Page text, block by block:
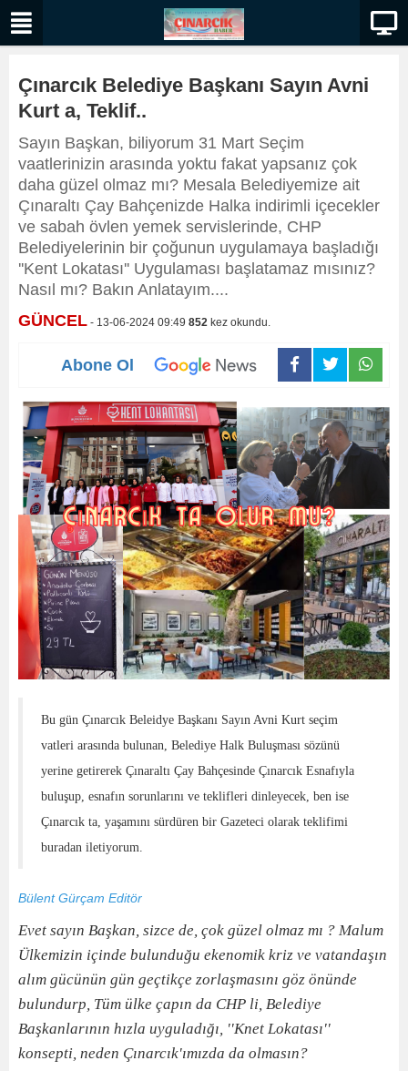
Çınarcık Belediye Başkanı Sayın Avni
Kurt a, Teklif..
Sayın Başkan, biliyorum 31 Mart Seçim
vaatlerinizin arasında yoktu fakat yapsanız çok
daha güzel olmaz mı? Mesala Belediyemize ait
Çınaraltı Çay Bahçenizde Halka indirimli içecekler
ve sabah övlen yemek servislerinde, CHP
Belediyelerinin bir çoğunun uygulamaya başladığı
''Kent Lokatası'' Uygulaması başlatamaz mısınız?
Nasıl mı? Bakın Anlatayım....
GÜNCEL - 13-06-2024 09:49 852 kez okundu.
Abone Ol
Bu gün Çınarcık Beleidye Başkanı Sayın Avni Kurt seçim
vatleri arasında bulunan, Belediye Halk Buluşması sözünü
yerine getirerek Çınaraltı Çay Bahçesinde Çınarcık Esnafıyla
buluşup, esnafın sorunlarını ve teklifleri dinleyecek, ben ise
Çınarcık ta, yaşamını sürdüren bir Gazeteci olarak teklifimi
buradan iletiyorum.
Bülent Gürçam Editör
Evet sayın Başkan, sizce de, çok güzel olmaz mı ? Malum
Ülkemizin içinde bulunduğu ekenomik kriz ve vatandaşın
alım gücünün gün geçtikçe zorlaşmasını göz önünde
bulundurp, Tüm ülke çapın da CHP li, Belediye
Başkanlarının hızla uyguladığı, ''Knet Lokatası''
konsepti, neden Çınarcık'ımızda da olmasın?